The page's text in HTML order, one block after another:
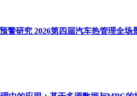
警研究 2026第四届汽车热管理全场